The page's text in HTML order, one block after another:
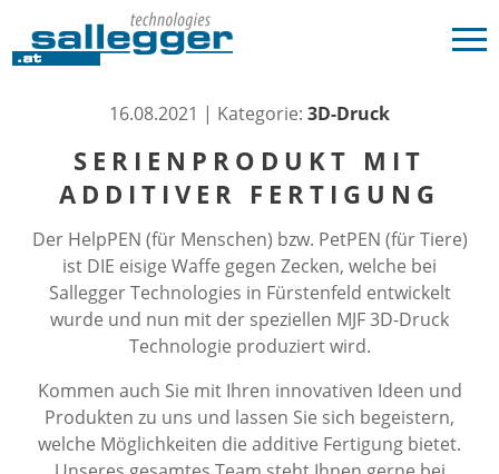
16.08.2021 | Kategorie: 3D-Druck
SERIENPRODUKT MIT
ADDITIVER FERTIGUNG
Der HelpPEN (für Menschen) bzw. PetPEN (für Tiere)
ist DIE eisige Waffe gegen Zecken, welche bei
Sallegger Technologies in Fürstenfeld entwickelt
wurde und nun mit der speziellen MJF 3D-Druck
Technologie produziert wird.
Kommen auch Sie mit Ihren innovativen Ideen und
Produkten zu uns und lassen Sie sich begeistern,
welche Möglichkeiten die additive Fertigung bietet.